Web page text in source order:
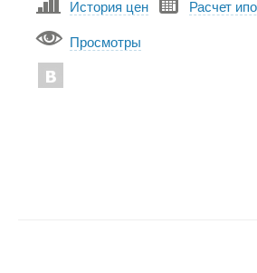
История цен Расчет
Просмотры